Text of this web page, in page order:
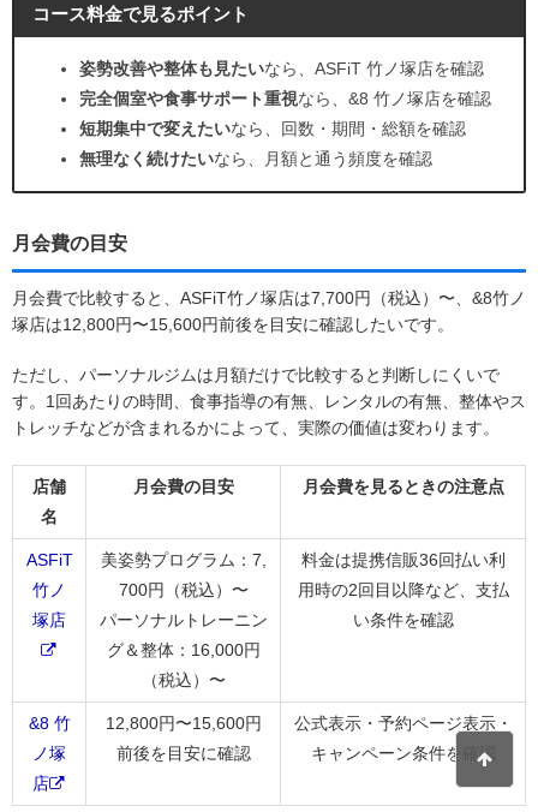
コース料金で見るポイント
姿勢改善や整体も見たいなら、ASFiT 竹ノ塚店を確認
完全個室や食事サポート重視なら、&8 竹ノ塚店を確認
短期集中で変えたいなら、回数・期間・総額を確認
無理なく続けたいなら、月額と通う頻度を確認
月会費の目安
月会費で比較すると、ASFiT竹ノ塚店は7,700円（税込）〜、&8竹ノ
塚店は12,800円〜15,600円前後を目安に確認したいです。
ただし、パーソナルジムは月額だけで比較すると判断しにくいで
す。1回あたりの時間、食事指導の有無、レンタルの有無、整体やス
トレッチなどが含まれるかによって、実際の価値は変わります。
店舗
名
月会費の目安 月会費を見るときの注意点
ASFiT
竹ノ
塚店
美姿勢プログラム：7,
700円（税込）〜
パーソナルトレーニン
グ＆整体：16,000円
（税込）〜
料金は提携信販36回払い利
用時の2回目以降など、支払
い条件を確認
&8 竹
ノ塚
店
12,800円〜15,600円
前後を目安に確認
公式表示・予約ページ表示・
キャンペーン条件を確認